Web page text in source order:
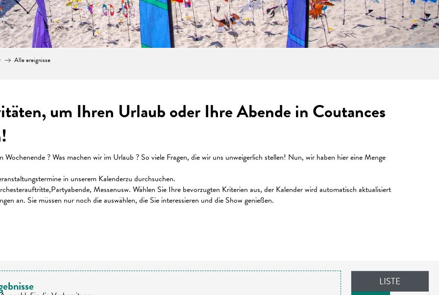
Alle ereignisse
um Ihren Urlaub oder Ihre Abende in Coutances
? Was machen wir im Urlaub ? So viele Fragen, die wir uns unweigerlich stellen! Nun, wir haben hier eine Menge
in unserem Kalenderzu durchsuchen.
Messenusw. Wählen Sie Ihre bevorzugten Kriterien aus, der Kalender wird automatisch aktualisiert
an. Sie müssen nur noch die auswählen, die Sie interessieren und die Show genießen.
LISTE